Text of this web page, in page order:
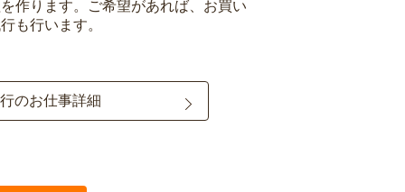
作ります。ご希望があれば、お買い
も行います。
のお仕事詳細